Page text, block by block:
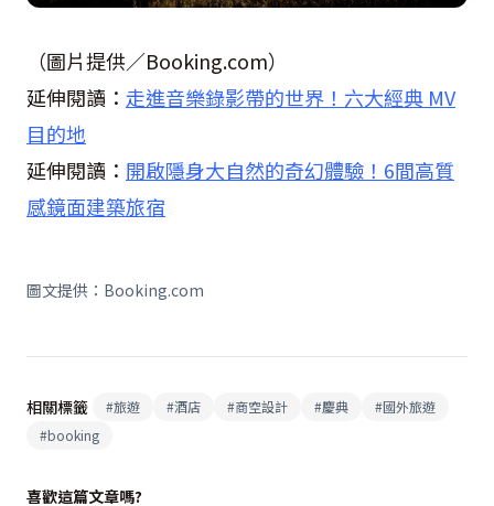
（圖片提供／Booking.com）
延伸閱讀： 走進音樂錄影帶的世界！六大經典 MV
目的地
延伸閱讀： 開啟隱身大自然的奇幻體驗！6間高質
感鏡面建築旅宿
圖文提供：Booking.com
相關標籤 #旅遊 #酒店 #商空設計 #慶典 #國外旅遊
#booking
喜歡這篇文章嗎?